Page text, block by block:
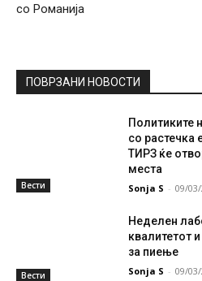
со Романија
ПОВРЗАНИ НОВОСТИ
Вести
Политиките
со растечка
ТИРЗ ќе
места
Sonja S - 09/
Вести
Неделен
квалитетот
за пиење
Sonja S - 09/